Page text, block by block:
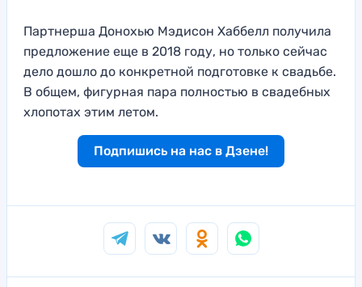
Партнерша Донохью Мэдисон Хаббелл получила
предложение еще в 2018 году, но только сейчас
дело дошло до конкретной подготовке к свадьбе.
В общем, фигурная пара полностью в свадебных
хлопотах этим летом.
Подпишись на нас в Дзене!